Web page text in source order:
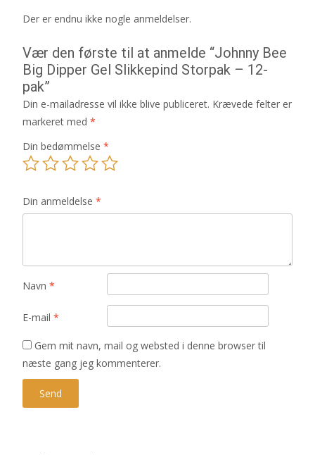
Der er endnu ikke nogle anmeldelser.
Vær den første til at anmelde “Johnny Bee
Big Dipper Gel Slikkepind Storpak – 12-
pak”
Din e-mailadresse vil ikke blive publiceret. Krævede felter er
markeret med *
Din bedømmelse *
Din anmeldelse *
Navn *
E-mail *
Gem mit navn, mail og websted i denne browser til
næste gang jeg kommenterer.